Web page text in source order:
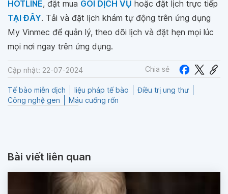
HOTLINE, đặt mua GÓI DỊCH VỤ hoặc đặt lịch trực tiếp
TẠI ĐÂY. Tải và đặt lịch khám tự động trên ứng dụng
My Vinmec để quản lý, theo dõi lịch và đặt hẹn mọi lúc
mọi nơi ngay trên ứng dụng.
Cập nhật: 22-07-2024 Chia sẻ
Tế bào miễn dịch liệu pháp tế bào
Điều trị ung thư
Công nghệ gen
Máu cuống rốn
Bài viết liên quan